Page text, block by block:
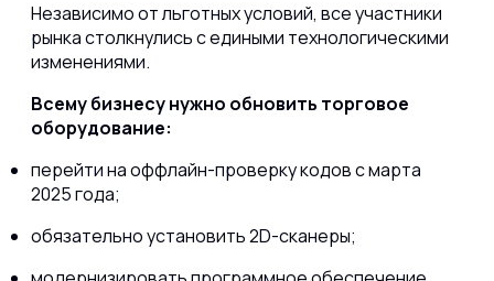
Независимо от льготных условий, все участники
рынка столкнулись с едиными технологическими
изменениями.
Всему бизнесу нужно обновить торговое
оборудование:
перейти на оффлайн-проверку кодов с марта
2025 года;
обязательно установить 2D-сканеры;